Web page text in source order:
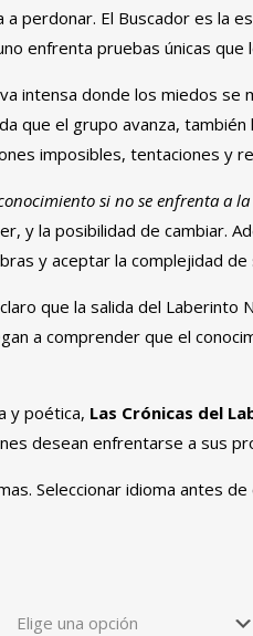
perdonar. El Buscador es la
enfrenta pruebas únicas
intensa donde los miedos
que el grupo avanza,
imposibles, tentaciones y
si no se enfrenta a la
y la posibilidad de cambiar.
y aceptar la complejidad de
que la salida del Laberinto
a comprender que el
y poética, Las Crónicas del
desean enfrentarse a sus
Seleccionar idioma antes